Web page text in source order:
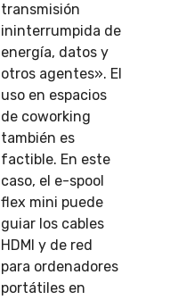
transmisión
ininterrumpida de
energía, datos y
otros agentes». El
uso en espacios
de coworking
también es
factible. En este
caso, el e-spool
flex mini puede
guiar los cables
HDMI y de red
para ordenadores
portátiles en